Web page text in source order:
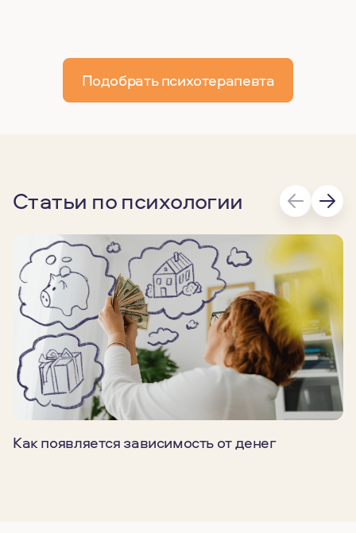
Подобрать психотерапевта
Статьи по психологии
Как появляется зависимость от денег